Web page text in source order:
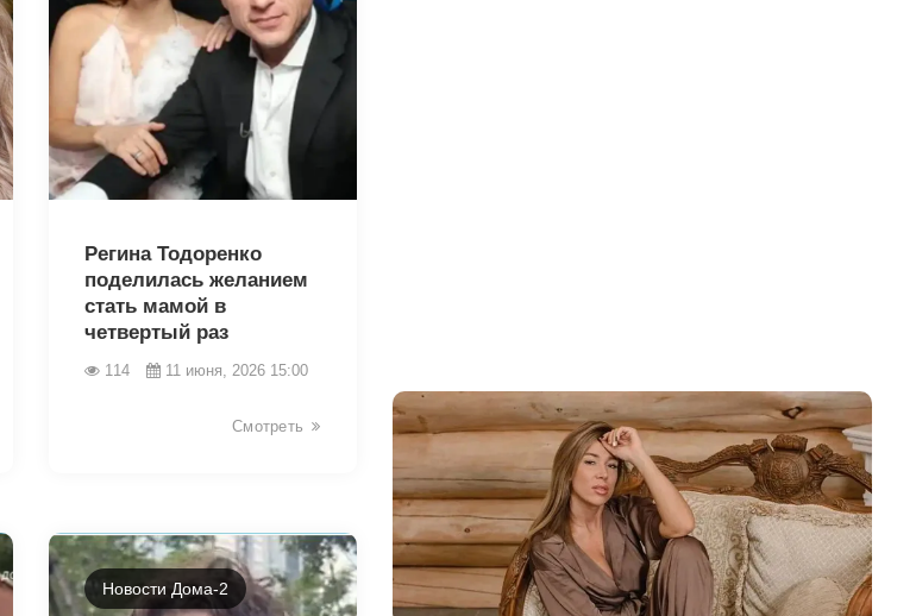
Регина Тодоренко
поделилась желанием
стать мамой в
четвертый раз
114 11 июня, 2026 15:00
Смотреть
Новости Дома-2